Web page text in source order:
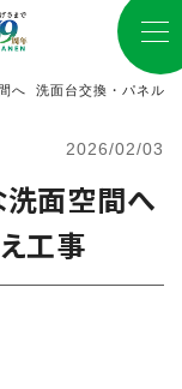
へ 洗面台交換・パネル貼
2026/02/03
面空間へ
工事